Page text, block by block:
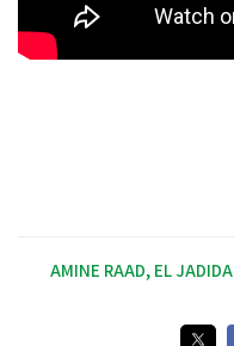
AMINE RAAD, EL JADIDA